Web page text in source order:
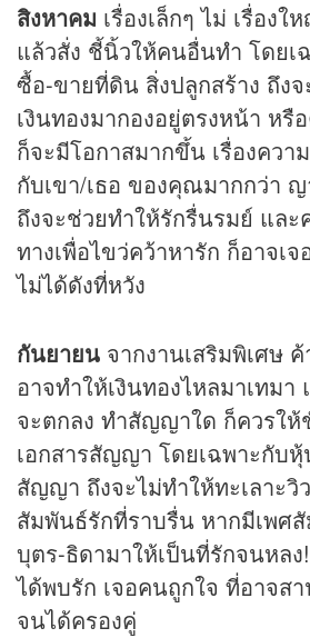
สิงหาคม เรื่องเล็กๆ ไม่ เรื่อง
แล้วสั่ง ชี้นิ้วให้คนอื่นทำ โดยเ
ซื้อ-ขายที่ดิน สิ่งปลูกสร้าง ถึงจ
เงินทองมากองอยู่ตรงหน้า หรื
ก็จะมีโอกาสมากขึ้น เรื่องคว
กับเขา/เธอ ของคุณมากกว่า
ถึงจะช่วยทำให้รักรื่นรมย์ แล
ทางเพื่อไขว่คว้าหารัก ก็อาจเ
ไม่ได้ดังที่หวัง
กันยายน จากงานเสริมพิเศษ
อาจทำให้เงินทองไหลมาเทมา
จะตกลง ทำสัญญาใด ก็ควรให้
เอกสารสัญญา โดยเฉพาะกับ
สัญญา ถึงจะไม่ทำให้ทะเลาะวิ
สัมพันธ์รักที่ราบรื่น หากมีเพศ
บุตร-ธิดามาให้เป็นที่รักจนหล
ได้พบรัก เจอคนถูกใจ ที่อาจส
จนได้ครองคู่